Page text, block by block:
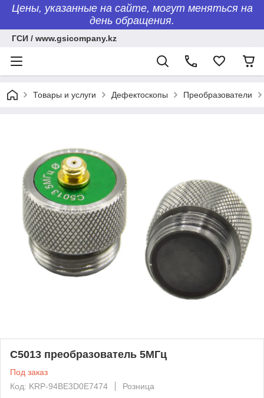
Цены, указанные на сайте, могут меняться на
день обращения.
ГСИ / www.gsicompany.kz
Товары и услуги Дефектоскопы Преобразователи
С5013 преобразователь 5МГц
Под заказ
Код: KRP-94BE3D0E7474
Розница